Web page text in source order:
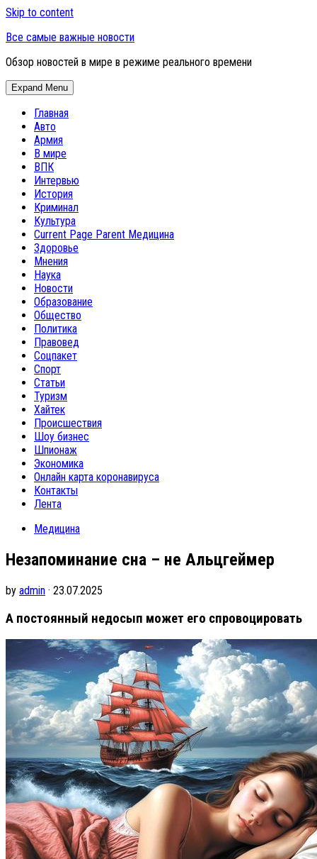
Skip to content
Все самые важные новости
Обзор новостей в мире в режиме реального времени
Expand Menu
Главная
Авто
Армия
В мире
ВПК
Интервью
История
Криминал
Культура
Current Page Parent Медицина
Здоровье
Мнения
Наука
Новости
Образование
Общество
Политика
Правовед
Соцпакет
Спорт
Статьи
Туризм
Хайтек
Происшествия
Шоу бизнес
Шпионаж
Экономика
Онлайн карта коронавируса
Контакты
Лента
Медицина
Незапоминание сна – не Альцгеймер
by admin · 23.07.2025
А постоянный недосып может его спровоцировать